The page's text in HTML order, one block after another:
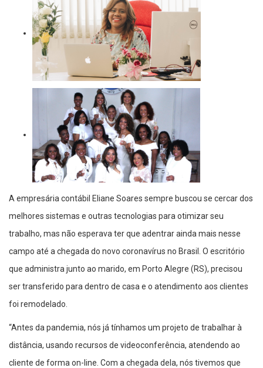
A empresária contábil Eliane Soares sempre buscou se cercar dos
melhores sistemas e outras tecnologias para otimizar seu
trabalho, mas não esperava ter que adentrar ainda mais nesse
campo até a chegada do novo coronavírus no Brasil. O escritório
que administra junto ao marido, em Porto Alegre (RS), precisou
ser transferido para dentro de casa e o atendimento aos clientes
foi remodelado.
“Antes da pandemia, nós já tínhamos um projeto de trabalhar à
distância, usando recursos de videoconferência, atendendo ao
cliente de forma on-line. Com a chegada dela, nós tivemos que